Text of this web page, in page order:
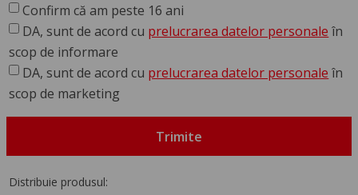
Confirm că am peste 16 ani
DA, sunt de acord cu prelucrarea datelor personale în
scop de informare
DA, sunt de acord cu prelucrarea datelor personale în
scop de marketing
Trimite
Distribuie produsul: